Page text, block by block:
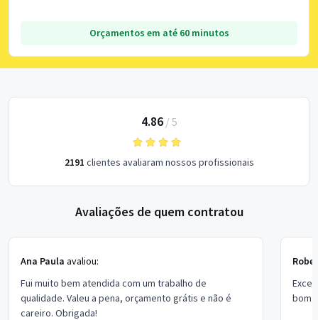
Orçamentos em até 60 minutos
4.86/ 5
2191 clientes avaliaram nossos profissionais
Avaliações de quem contratou
Ana Paula avaliou:
Fui muito bem atendida com um trabalho de
qualidade. Valeu a pena, orçamento grátis e não é
careiro. Obrigada!
bom